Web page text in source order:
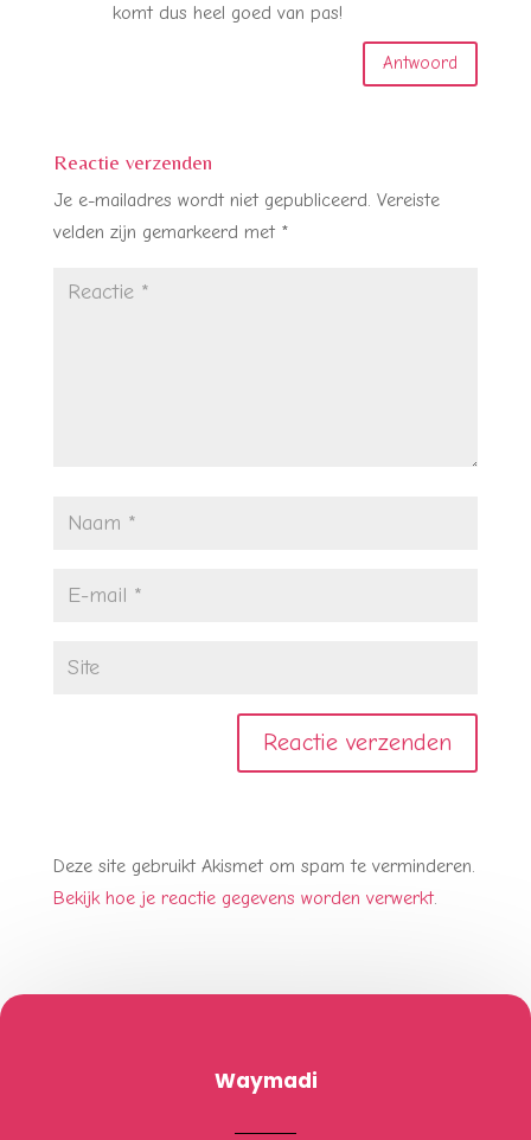
komt dus heel goed van pas!
Antwoord
Reactie verzenden
Je e-mailadres wordt niet gepubliceerd. Vereiste
velden zijn gemarkeerd met *
Deze site gebruikt Akismet om spam te verminderen.
Bekijk hoe je reactie gegevens worden verwerkt.
Waymadi